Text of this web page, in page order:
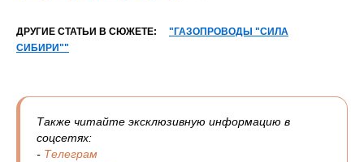
ДРУГИЕ СТАТЬИ В СЮЖЕТЕ:
"ГАЗОПРОВОДЫ "СИЛА
СИБИРИ""
Также читайте эксклюзивную информацию в
соцсетях:
- Телеграм